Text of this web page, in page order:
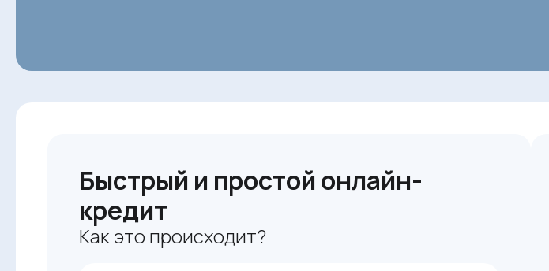
Быстрый и простой онлайн-
кредит
Как это происходит?